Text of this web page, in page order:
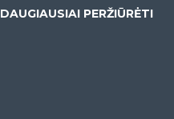
DAUGIAUSIAI PERŽIŪRĖTI